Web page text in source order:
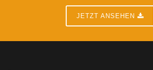
JETZT ANSEHEN